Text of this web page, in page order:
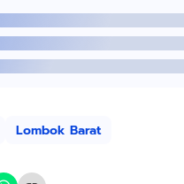
Lombok Barat
Rp28.000
Beli 1 Gratis 1
Sleeping Spray
Lavender By